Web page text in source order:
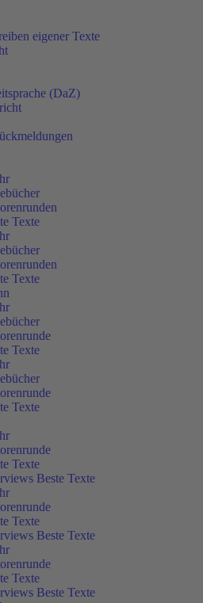
eigener Texte
(DaZ)
Texte
Texte
Texte
Texte
Texte
Beste Texte
Texte
Beste Texte
Texte
Beste Texte